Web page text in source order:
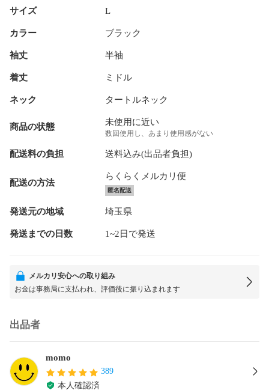
サイズ L
カラー ブラック
袖丈 半袖
着丈 ミドル
ネック タートルネック
商品の状態 未使用に近い
数回使用し、あまり使用感がない
配送料の負担 送料込み(出品者負担)
配送の方法
らくらくメルカリ便
匿名配送
発送元の地域 埼玉県
発送までの日数 1~2日で発送
メルカリ安心への取り組み
お金は事務局に支払われ、評価後に振り込まれます
出品者
momo
389
本人確認済